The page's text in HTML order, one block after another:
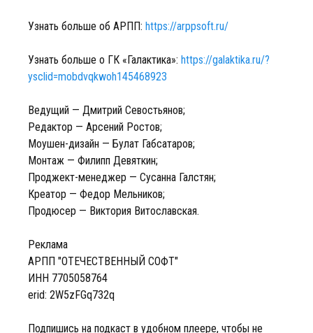
Узнать больше об АРПП: https://arppsoft.ru/
Узнать больше о ГК «Галактика»: https://galaktika.ru/?
ysclid=mobdvqkwoh145468923
Ведущий — Дмитрий Севостьянов;
Редактор — Арсений Ростов;
Моушен-дизайн — Булат Габсатаров;
Монтаж — Филипп Девяткин;
Проджект-менеджер — Сусанна Галстян;
Креатор — Федор Мельников;
Продюсер — Виктория Витославская.
Реклама
АРПП "ОТЕЧЕСТВЕННЫЙ СОФТ"
ИНН 7705058764
erid: 2W5zFGq732q
Подпишись на подкаст в удобном плеере, чтобы не